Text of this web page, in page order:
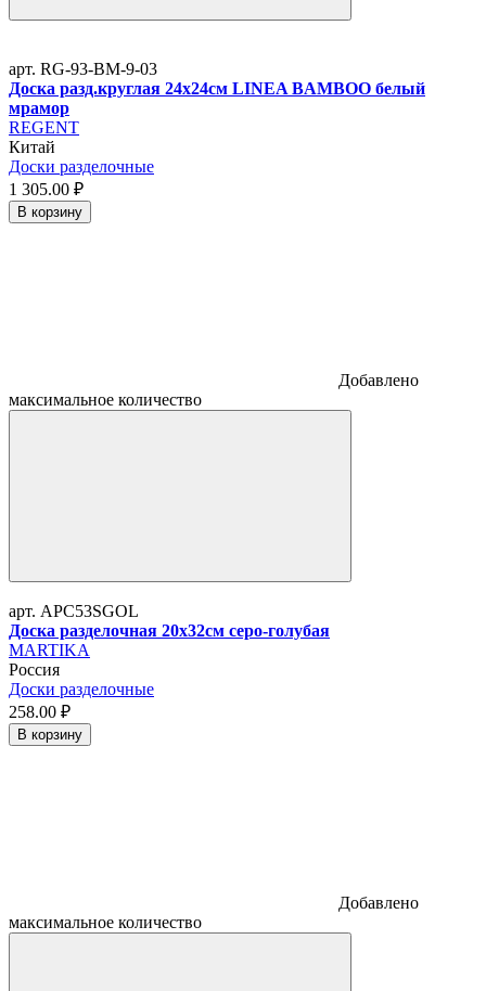
арт. RG-93-BM-9-03
Доска разд.круглая 24х24см LINEA BAMBOO белый
мрамор
REGENT
Китай
Доски разделочные
1 305.00 ₽
В корзину
Добавлено
максимальное количество
арт. APC53SGOL
Доска разделочная 20x32см серо-голубая
MARTIKA
Россия
Доски разделочные
258.00 ₽
В корзину
Добавлено
максимальное количество